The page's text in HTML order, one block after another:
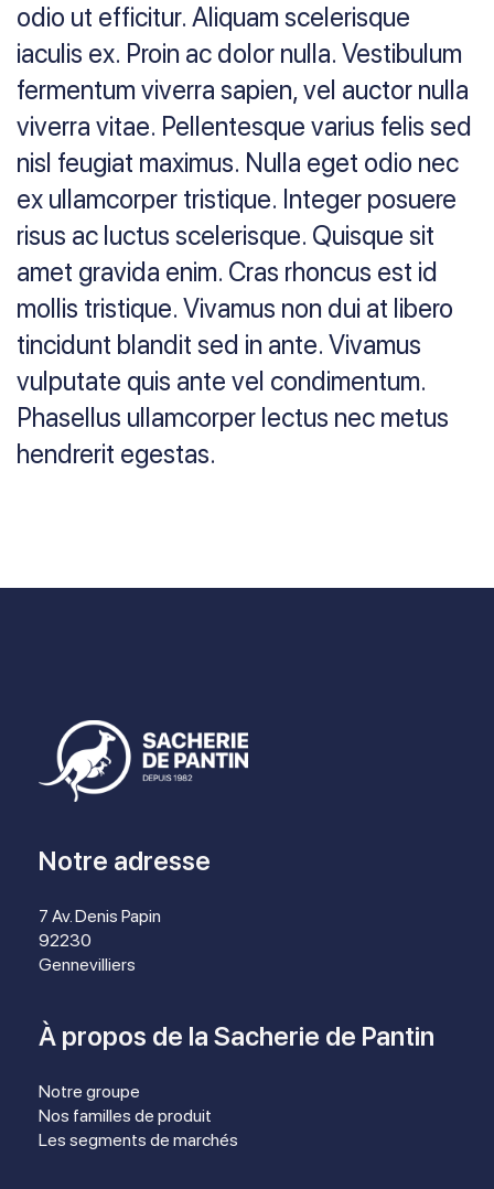
odio ut efficitur. Aliquam scelerisque
iaculis ex. Proin ac dolor nulla. Vestibulum
fermentum viverra sapien, vel auctor nulla
viverra vitae. Pellentesque varius felis sed
nisl feugiat maximus. Nulla eget odio nec
ex ullamcorper tristique. Integer posuere
risus ac luctus scelerisque. Quisque sit
amet gravida enim. Cras rhoncus est id
mollis tristique. Vivamus non dui at libero
tincidunt blandit sed in ante. Vivamus
vulputate quis ante vel condimentum.
Phasellus ullamcorper lectus nec metus
hendrerit egestas.
Notre adresse
7 Av. Denis Papin
92230
Gennevilliers
À propos de la Sacherie de Pantin
Notre groupe
Nos familles de produit
Les segments de marchés